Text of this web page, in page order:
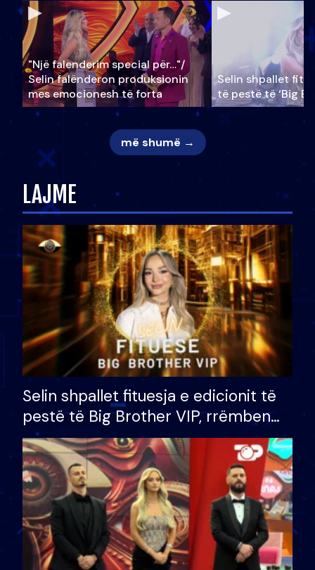
"Një falenderim special për…"/
Selin falënderon produksionin
mes emocionesh të forta
Selin shpallet
të pestë të ‘Big
më shumë →
LAJME
Selin shpallet fituesja e edicionit të
pestë të Big Brother VIP, rrëmben
çmimin e madh prej 100 mijë eurosh